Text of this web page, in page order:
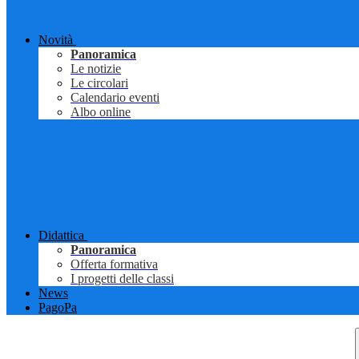
Novità
Panoramica
Le notizie
Le circolari
Calendario eventi
Albo online
Didattica
Panoramica
Offerta formativa
I progetti delle classi
News
PagoPa